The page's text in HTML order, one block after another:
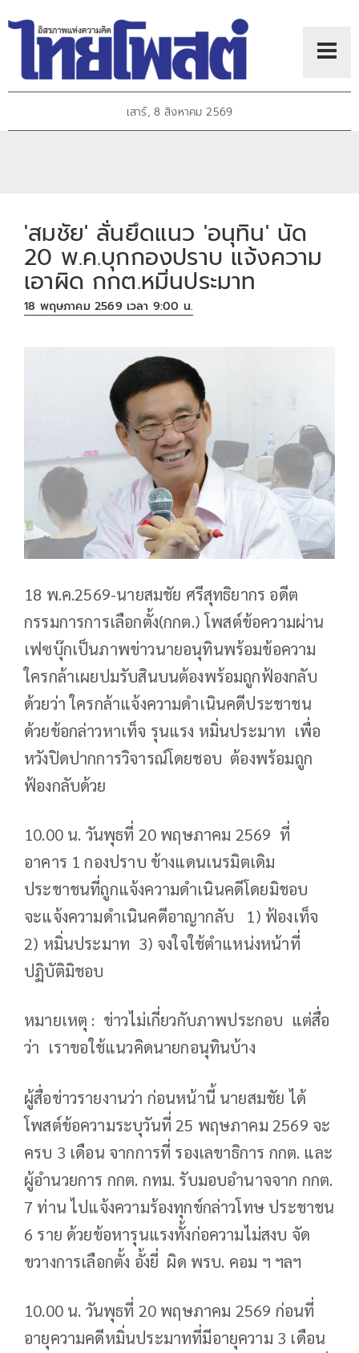
เสาร์, 8 สิงหาคม 2569
'สมชัย' ลั่นยึดแนว 'อนุทิน' นัด
20 พ.ค.บุกกองปราบ แจ้งความ
เอาผิด กกต.หมิ่นประมาท
18 พฤษภาคม 2569 เวลา 9:00 น.
18 พ.ค.2569-นายสมชัย ศรีสุทธิยากร อดีต
กรรมการการเลือกตั้ง(กกต.) โพสต์ข้อความผ่าน
เฟซบุ๊กเป็นภาพข่าวนายอนุทินพร้อมข้อความ
ใครกล้าเผยปมรับสินบนต้องพร้อมถูกฟ้องกลับ
ด้วยว่า ใครกล้าแจ้งความดำเนินคดีประชาชน
ด้วยข้อกล่าวหาเท็จ รุนแรง หมิ่นประมาท เพื่อ
หวังปิดปากการวิจารณ์โดยชอบ ต้องพร้อมถูก
ฟ้องกลับด้วย
10.00 น. วันพุธที่ 20 พฤษภาคม 2569 ที่
อาคาร 1 กองปราบ ข้างแดนเนรมิตเดิม
ประชาชนที่ถูกแจ้งความดำเนินคดีโดยมิชอบ
จะแจ้งความดำเนินคดีอาญากลับ 1) ฟ้องเท็จ
2) หมิ่นประมาท 3) จงใจใช้ตำแหน่งหน้าที่
ปฏิบัติมิชอบ
หมายเหตุ : ข่าวไม่เกี่ยวกับภาพประกอบ แต่สื่อ
ว่า เราขอใช้แนวคิดนายกอนุทินบ้าง
ผู้สื่อข่าวรายงานว่า ก่อนหน้านี้ นายสมชัย ได้
โพสต์ข้อความระบุวันที่ 25 พฤษภาคม 2569 จะ
ครบ 3 เดือน จากการที่ รองเลขาธิการ กกต. และ
ผู้อำนวยการ กกต. กทม. รับมอบอำนาจจาก กกต.
7 ท่าน ไปแจ้งความร้องทุกข์กล่าวโทษ ประชาชน
6 ราย ด้วยข้อหารุนแรงทั้งก่อความไม่สงบ จัด
ขวางการเลือกตั้ง อั้งยี่ ผิด พรบ. คอม ฯ ฯลฯ
10.00 น. วันพุธที่ 20 พฤษภาคม 2569 ก่อนที่
อายุความคดีหมิ่นประมาทที่มีอายุความ 3 เดือน